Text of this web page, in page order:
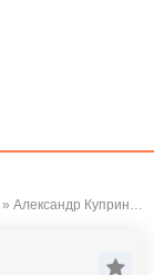
» Александр Куприн - Свадьба